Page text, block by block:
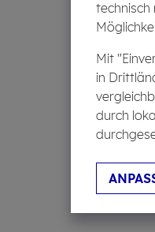
technisch
Mit
in
durch